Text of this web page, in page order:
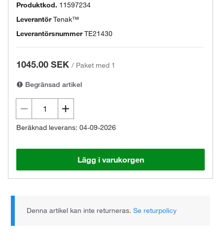
Produktkod. 11597234
LeverantörTenak™
Leverantörsnummer TE21430
1045.00 SEK / Paket med 1
Begränsad artikel
Beräknad leverans: 04-09-2026
Lägg i varukorgen
Denna artikel kan inte returneras.Se returpolicy